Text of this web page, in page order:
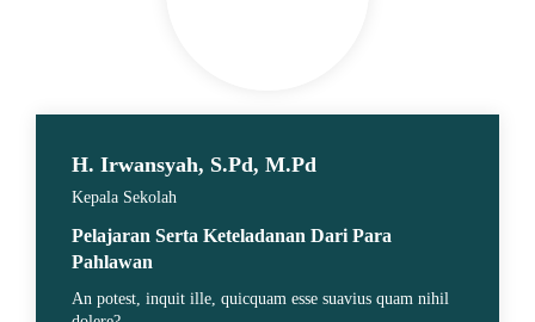
H. Irwansyah, S.Pd, M.Pd
Kepala Sekolah
Pelajaran Serta Keteladanan Dari Para
Pahlawan
An potest, inquit ille, quicquam esse suavius quam nihil